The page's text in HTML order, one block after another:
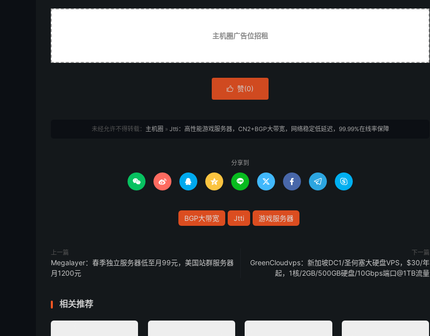
主机圈广告位招租
 赞(0)
未经允许不得转载： 主机圈 » Jtti：高性能游戏服务器，CN2+BGP大带宽，网络稳定低延迟，99.99%在线率保障
分享到
        
BGP大带宽 Jtti 游戏服务器
上一篇
Megalayer：春季独立服务器低至月99元，美国站群服务器
月1200元
下一篇
GreenCloudvps：新加坡DC1/圣何塞大硬盘VPS，$30/年
起，1核/2GB/500GB硬盘/10Gbps端口@1TB流量
相关推荐